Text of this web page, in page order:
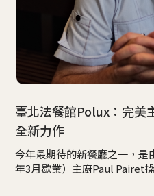
臺北法餐館Polux：完美
全新力作
今年最期待的新餐廳之一，
年3月歇業）主廚Paul Pairet